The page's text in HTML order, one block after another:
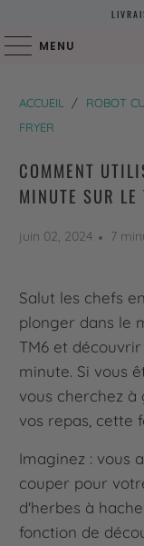
MENU
ACCUEIL /
ROBOT
FRYER
COMMENT
MINUTE SUR
juin 02, 2024 7
Salut les chefs
plonger dans le
TM6 et
minute. Si vous
vous cherchez
vos repas, cette
Imaginez : vous
couper pour
d'herbes à
fonction de